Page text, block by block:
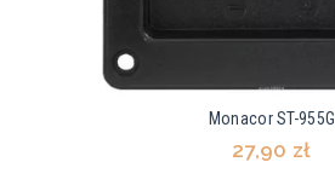
Monacor ST-955G
27,90 zł